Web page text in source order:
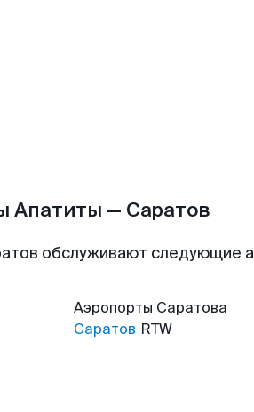
Апатиты — Саратов
обслуживают следующие
Аэропорты Саратова
Саратов RTW